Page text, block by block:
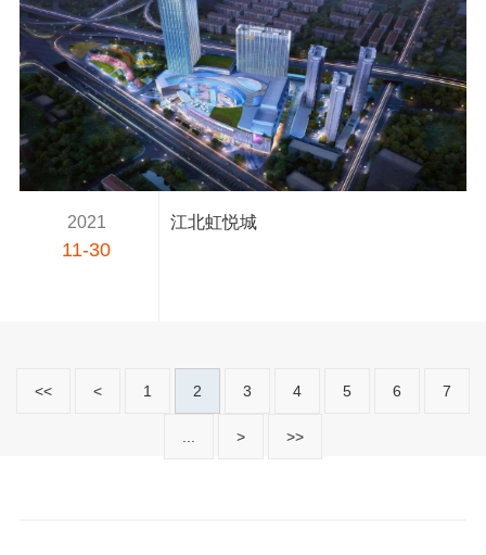
2021
11-30
江北虹悦城
<< < 1 2 3 4 5 6 7
> >>